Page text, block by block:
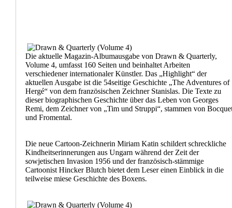
Die aktuelle Magazin-Albumausgabe von Drawn & Quarterly,
Volume 4, umfasst 160 Seiten und beinhaltet Arbeiten
verschiedener internationaler Künstler. Das „Highlight“ der
aktuellen Ausgabe ist die 54seitige Geschichte „The Adventures of
Hergé“ von dem französischen Zeichner Stanislas. Die Texte zu
dieser biographischen Geschichte über das Leben von Georges
Remi, dem Zeichner von „Tim und Struppi“, stammen von
und Fromental.
Die neue Cartoon-Zeichnerin Miriam Katin schildert schreckliche
Kindheitserinnerungen aus Ungarn während der Zeit der
sowjetischen Invasion 1956 und der französisch-stämmige
Cartoonist Hincker Blutch bietet dem Leser einen Einblick in die
teilweise miese Geschichte des Boxens.